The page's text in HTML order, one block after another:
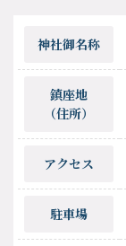
神社御名称
鎮座地
（住所）
アクセス
駐車場